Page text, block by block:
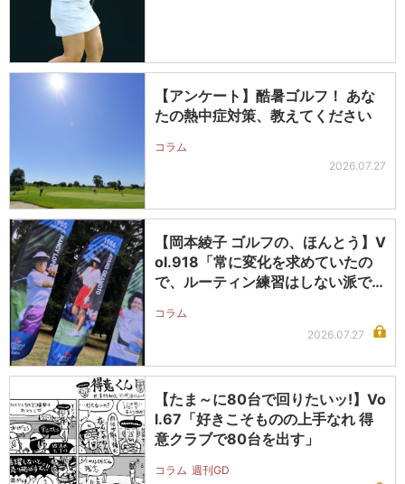
【アンケート】酷暑ゴルフ！ あな
たの熱中症対策、教えてください
コラム
2026.07.27
【岡本綾子 ゴルフの、ほんとう】V
ol.918「常に変化を求めていたの
で、ルーティン練習はしない派で…
コラム
2026.07.27
【たま～に80台で回りたいッ!】Vo
l.67「好きこそものの上手なれ 得
意クラブで80台を出す」
コラム 週刊GD